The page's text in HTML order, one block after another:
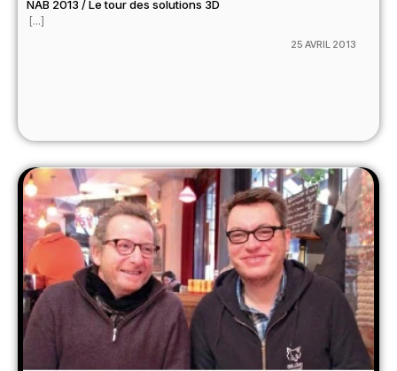
NAB 2013 / Le tour des solutions 3D
[...]
25 AVRIL 2013